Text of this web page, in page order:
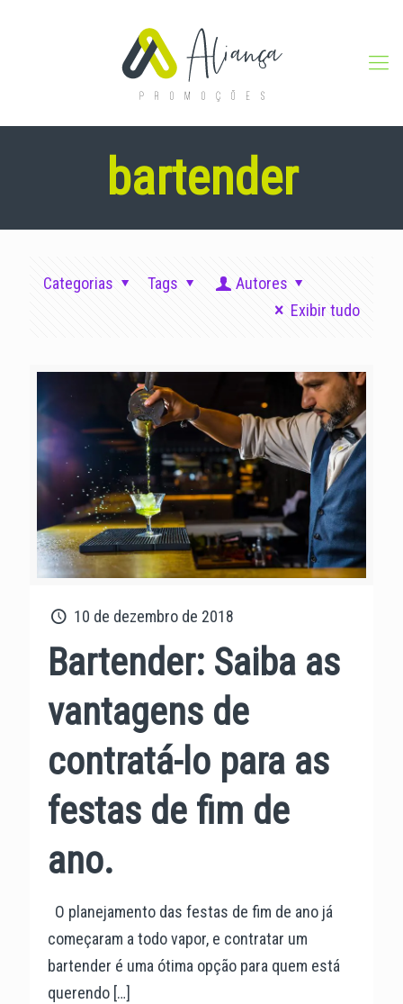
bartender
Categorias Tags
Autores
Exibir tudo
10 de dezembro de 2018
Bartender: Saiba as
vantagens de
contratá-lo para as
festas de fim de
ano.
O planejamento das festas de fim de ano já
começaram a todo vapor, e contratar um
bartender é uma ótima opção para quem está
querendo […]